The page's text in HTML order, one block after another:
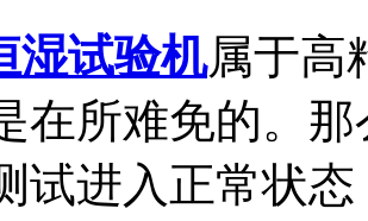
湿试验机属于高
在所难免的。
试进入正常状